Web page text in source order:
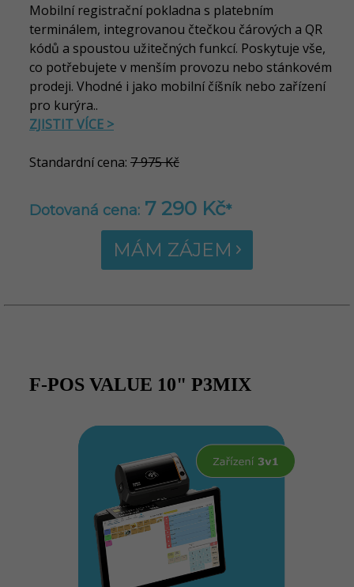
Mobilní registrační pokladna s platebním
terminálem, integrovanou čtečkou čárových a QR
kódů a spoustou užitečných funkcí. Poskytuje vše,
co potřebujete v menším provozu nebo stánkovém
prodeji. Vhodné i jako mobilní číšník nebo zařízení
pro kurýra..
ZJISTIT VÍCE >
Standardní cena: 7 975 Kč
Dotovaná cena: 7 290 Kč*
MÁM ZÁJEM
F-POS VALUE 10" P3MIX